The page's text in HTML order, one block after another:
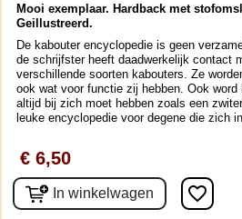
Mooi exemplaar. Hardback met
Geillustreerd.
De kabouter encyclopedie is geen
de schrijfster heeft daadwerkelijk contact
verschillende soorten kabouters. Ze
ook wat voor functie zij hebben. Ook
altijd bij zich moet hebben zoals een
leuke encyclopedie voor degene die zich
€ 6,50
In winkelwagen favorite_border